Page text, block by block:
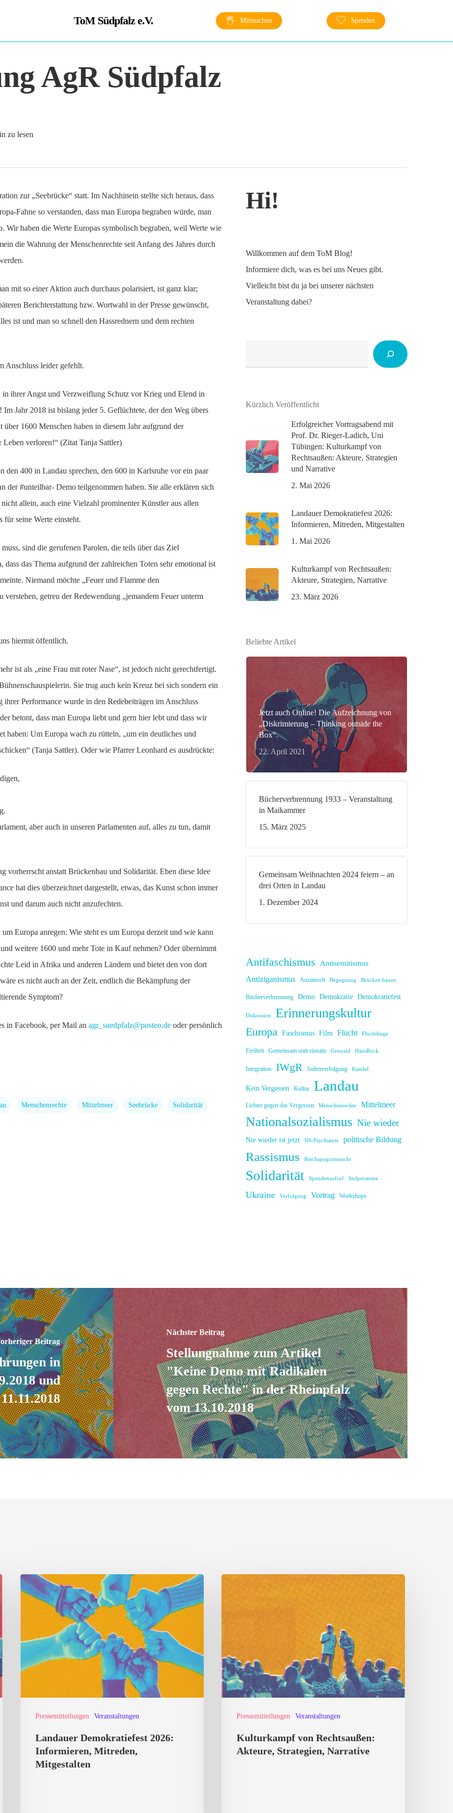
ToM Südpfalz e.V. Mitmachen Spenden
AgR Südpfalz
zu lesen
zur „Seebrücke“ statt. Im Nachhinein stellte sich heraus, dass
Fahne so verstanden, dass man Europa begraben würde, man
Wir haben die Werte Europas symbolisch begraben, weil Werte wie
die Wahrung der Menschenrechte seit Anfang des Jahres durch
mit so einer Aktion auch durchaus polarisiert, ist ganz klar;
Berichterstattung bzw. Wortwahl in der Presse gewünscht,
ist und man so schnell den Hassrednern und dem rechten
Anschluss leider gefehlt.
in ihrer Angst und Verzweiflung Schutz vor Krieg und Elend in
Jahr 2018 ist bislang jeder 5. Geflüchtete, der den Weg übers
1600 Menschen haben in diesem Jahr aufgrund der
verloren!“ (Zitat Tanja Sattler)
den 400 in Landau sprechen, den 600 in Karlsruhe vor ein paar
der #unteilbar- Demo teilgenommen haben. Sie alle erklären sich
allein, auch eine Vielzahl prominenter Künstler aus allen
für seine Werte einsteht.
sind die gerufenen Parolen, die teils über das Ziel
das Thema aufgrund der zahlreichen Toten sehr emotional ist
Niemand möchte „Feuer und Flamme den
getreu der Redewendung „jemandem Feuer unterm
hiermit öffentlich.
ist als „eine Frau mit roter Nase“, ist jedoch nicht gerechtfertigt.
Sie trug auch kein Kreuz bei sich sondern ein
Performance wurde in den Redebeiträgen im Anschluss
betont, dass man Europa liebt und gern hier lebt und dass wir
haben: Um Europa wach zu rütteln, „um ein deutliches und
(Tanja Sattler). Oder wie Pfarrer Leonhard es ausdrückte:
aber auch in unseren Parlamenten auf, alles zu tun, damit
vorherrscht anstatt Brückenbau und Solidarität. Eben diese Idee
hat dies überzeichnet dargestellt, etwas, das Kunst schon immer
und darum auch nicht anzufechten.
Europa anregen: Wie steht es um Europa derzeit und wie kann
weitere 1600 und mehr Tote in Kauf nehmen? Oder übernimmt
Leid in Afrika und anderen Ländern und bietet den von dort
es nicht auch an der Zeit, endlich die Bekämpfung der
Symptom?
in Facebook, per Mail an agr_suedpfalz@posteo.de oder persönlich
Menschenrechte Mittelmeer Seebrücke Solidarität
Hi!
Willkommen auf dem ToM Blog!
Informiere dich, was es bei uns Neues gibt.
Vielleicht bist du ja bei unserer nächsten
Veranstaltung dabei?
Kürzlich Veröffentlicht
Erfolgreicher Vortragsabend mit
Prof. Dr. Rieger-Ladich, Uni
Tübingen: Kulturkampf von
Rechtsaußen: Akteure, Strategien
und Narrative
2. Mai 2026
Landauer Demokratiefest 2026:
Informieren, Mitreden, Mitgestalten
1. Mai 2026
Kulturkampf von Rechtsaußen:
Akteure, Strategien, Narrative
23. März 2026
Beliebte Artikel
Jetzt auch Online! Die Aufzeichnung von
„Diskrimierung – Thinking outside the
Box“.
22. April 2021
Bücherverbrennung 1933 – Veranstaltung
in Maikammer
15. März 2025
Gemeinsam Weihnachten 2024 feiern – an
drei Orten in Landau
1. Dezember 2024
Antifaschismus Antisemitismus
Antiziganismus Austausch Begegnung Brücken bauen
Bücherverbrennung Demo Demokratie Demokratiefest
Diskussion Erinnerungskultur
Europa Faschismus Film Flucht Flüchtlinge
Freiheit Gemeinsam statt einsam Genozid HausRock
Integration IWgR Judenverfolgung Kandel
Kein Vergessen Kultur Landau
Lichter gegen das Vergessen Menschenrechte Mittelmeer
Nationalsozialismus Nie wieder
Nie wieder ist jetzt NS-Psychiatrie politische Bildung
Rassismus Reichspogromnacht
Solidarität Spendenaufruf Stolpersteine
Ukraine Verfolgung Vortrag Workshops
Beitrag
in
und
11.11.2018
Nächster Beitrag
Stellungnahme zum Artikel
"Keine Demo mit Radikalen
gegen Rechte" in der Rheinpfalz
vom 13.10.2018
Pressemitteilungen Veranstaltungen
Landauer
Demokratiefest
2026:
Informieren,
Mitreden,
Mitgestalten
Landauer Demokratiefest 2026:
Informieren, Mitreden,
Mitgestalten
Pressemitteilungen Veranstaltungen
Kulturkampf
von
Rechtsaußen:
Akteure,
Strategien,
Narrative
Kulturkampf von Rechtsaußen:
Akteure, Strategien, Narrative